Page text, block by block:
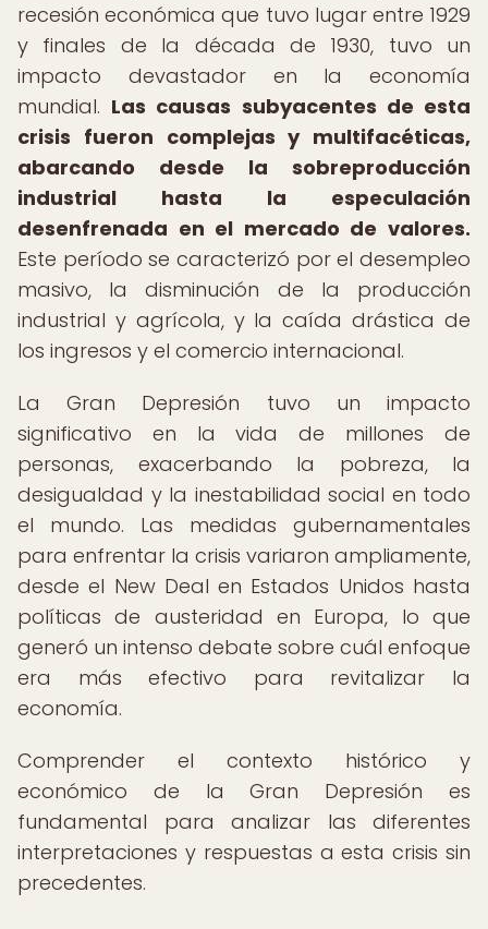
recesión económica que tuvo lugar entre 1929
y finales de la década de 1930, tuvo un
impacto devastador en la economía
mundial. Las causas subyacentes de esta
crisis fueron complejas y multifacéticas,
abarcando desde la sobreproducción
industrial hasta la especulación
desenfrenada en el mercado de valores.
Este período se caracterizó por el desempleo
masivo, la disminución de la producción
industrial y agrícola, y la caída drástica de
los ingresos y el comercio internacional.
La Gran Depresión tuvo un impacto
significativo en la vida de millones de
personas, exacerbando la pobreza, la
desigualdad y la inestabilidad social en todo
el mundo. Las medidas gubernamentales
para enfrentar la crisis variaron ampliamente,
desde el New Deal en Estados Unidos hasta
políticas de austeridad en Europa, lo que
generó un intenso debate sobre cuál enfoque
era más efectivo para revitalizar la
economía.
Comprender el contexto histórico y
económico de la Gran Depresión es
fundamental para analizar las diferentes
interpretaciones y respuestas a esta crisis sin
precedentes.